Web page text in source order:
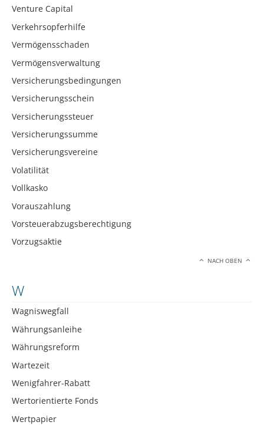
Venture Capital
Verkehrsopferhilfe
Vermögensschaden
Vermögensverwaltung
Versicherungsbedingungen
Versicherungsschein
Versicherungssteuer
Versicherungssumme
Versicherungsvereine
Volatilität
Vollkasko
Vorauszahlung
Vorsteuerabzugsberechtigung
Vorzugsaktie
NACH OBEN
W
Wagniswegfall
Währungsanleihe
Währungsreform
Wartezeit
Wenigfahrer-Rabatt
Wertorientierte Fonds
Wertpapier